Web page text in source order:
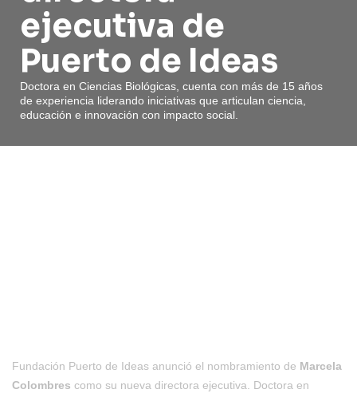
ejecutiva de
Puerto de Ideas
Doctora en Ciencias Biológicas, cuenta con más de 15 años
de experiencia liderando iniciativas que articulan ciencia,
educación e innovación con impacto social.
Fundación Puerto de Ideas anunció el nombramiento de Marcela
Colombres como su nueva directora ejecutiva. Doctora en